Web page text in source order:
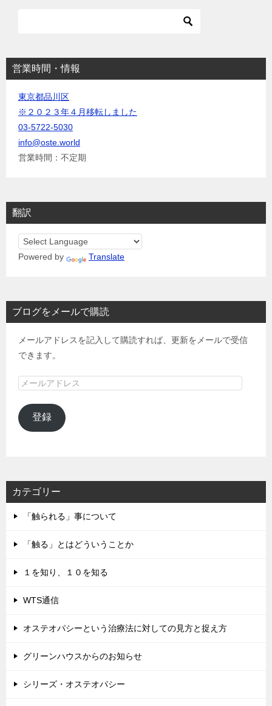
営業時間・情報
東京都品川区
※２０２３年４月移転しました
03-5722-5030
info@oste.world
営業時間：不定期
翻訳
Powered by Translate
ブログをメールで購読
メールアドレスを記入して購読すれば、更新をメールで受信
できます。
メ
ル
ア
登録
カテゴリー
「触られる」事について
「触る」とはどういうことか
１を知り、１０を知る
WTS通信
オステオパシーという治療法に対しての見方と捉え方
グリーンハウスからのお知らせ
シリーズ・オステオパシー